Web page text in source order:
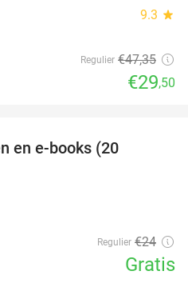
9.3 star
Regulier €47,35
€29,50
en e-books (20
Regulier €24
Gratis